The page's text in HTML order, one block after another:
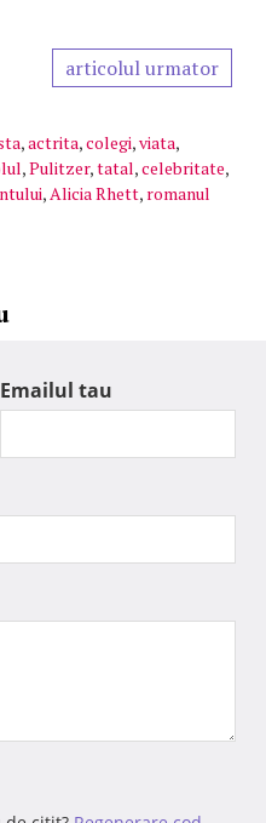
articolul urmator
,actrita,colegi,viata,
,Pulitzer,tatal,celebritate,
,Alicia Rhett, romanul
Emailul tau